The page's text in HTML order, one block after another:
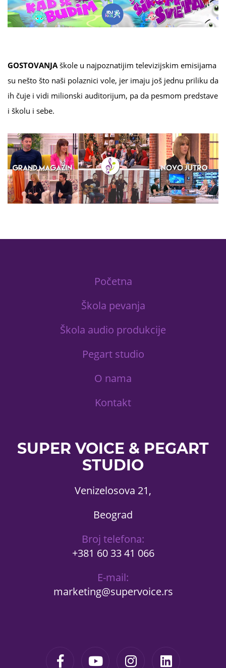
GOSTOVANJAškole u najpoznatijim televizijskim emisijama
su nešto što naši polaznici vole, jer imaju još jednu priliku da
ih čuje i vidi milionski auditorijum, pa da pesmom predstave
i školu i sebe.
Početna
Škola pevanja
Škola audio produkcije
Pegart studio
O nama
Kontakt
SUPER VOICE & PEGART
STUDIO
Venizelosova 21,
Beograd
Broj telefona:
+381 60 33 41 066
E-mail:
marketing@supervoice.rs